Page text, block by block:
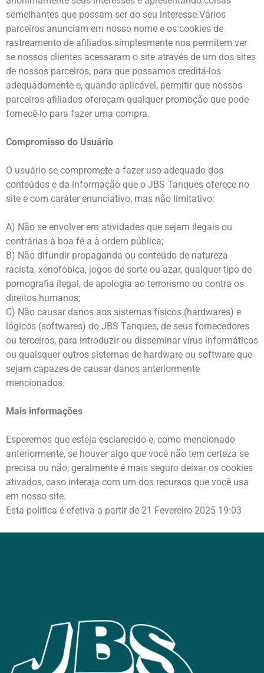
semelhantes que possam ser do seu interesse.Vários
parceiros anunciam em nosso nome e os cookies de
rastreamento de afiliados simplesmente nos permitem ver
se nossos clientes acessaram o site através de um dos sites
de nossos parceiros, para que possamos creditá-los
adequadamente e, quando aplicável, permitir que nossos
parceiros afiliados ofereçam qualquer promoção que pode
fornecê-lo para fazer uma compra.
Compromisso do Usuário
O usuário se compromete a fazer uso adequado dos
conteúdos e da informação que o JBS Tanques oferece no
site e com caráter enunciativo, mas não limitativo:
A) Não se envolver em atividades que sejam ilegais ou
contrárias à boa fé a à ordem pública;
B) Não difundir propaganda ou conteúdo de natureza
racista, xenofóbica, jogos de sorte ou azar, qualquer tipo de
pornografia ilegal, de apologia ao terrorismo ou contra os
direitos humanos;
C) Não causar danos aos sistemas físicos (hardwares) e
lógicos (softwares) do JBS Tanques, de seus fornecedores
ou terceiros, para introduzir ou disseminar vírus informáticos
ou quaisquer outros sistemas de hardware ou software que
sejam capazes de causar danos anteriormente
mencionados.
Mais informações
Esperemos que esteja esclarecido e, como mencionado
anteriormente, se houver algo que você não tem certeza se
precisa ou não, geralmente é mais seguro deixar os cookies
ativados, caso interaja com um dos recursos que você usa
em nosso site.
Esta política é efetiva a partir de 21 Fevereiro 2025 19:03